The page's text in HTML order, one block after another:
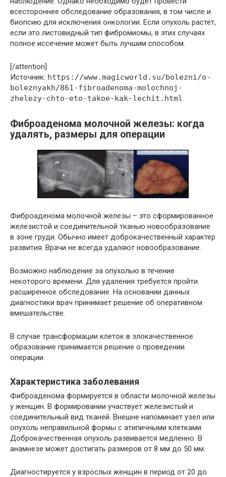
всестороннее обследование образования, в том числе и
биопсию для исключения онкологии. Если опухоль растет,
если это листовидный тип фибромиомы, в этих случаях
полное иссечение может быть лучшим способом.
[/attention]
Источник: https://www.magicworld.su/bolezni/o-
boleznyakh/861-fibroadenoma-molochnoj-
zhelezy-chto-eto-takoe-kak-lechit.html
Фиброаденома молочной железы: когда
удалять, размеры для операции
Фиброаденома молочной железы – это сформированное
железистой и соединительной тканью новообразование
в зоне груди. Обычно имеет доброкачественный характер
развития. Врачи не всегда удаляют новообразование.
Возможно наблюдение за опухолью в течение
некоторого времени. Для удаления требуется пройти
расширенное обследование. На основании данных
диагностики врач принимает решение об оперативном
вмешательстве.
В случае трансформации клеток в злокачественное
образование принимается решение о проведении
операции.
Характеристика заболевания
Фиброаденома формируется в области молочной железы
у женщин. В формировании участвует железистый и
соединительный вид тканей. Внешне напоминает узел или
опухоль неправильной формы с атипичными клетками.
Доброкачественная опухоль развивается медленно. В
анамнезе может достигать размеров от 8 мм до 50 мм.
Диагностируется у взрослых женщин в период от 20 до